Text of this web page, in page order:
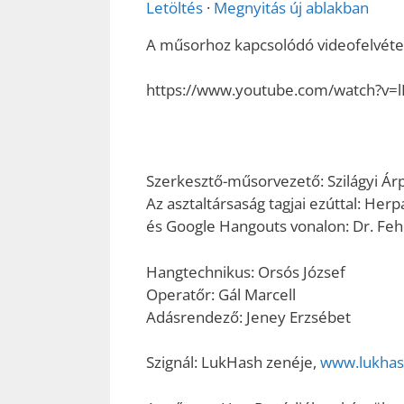
Letöltés · Megnyitás új ablakban
A műsorhoz kapcsolódó
https://www.youtube.com/
Szerkesztő-műsorvezető: Szilágyi
Az asztaltársaság tagjai ezúttal:
és Google Hangouts vonalon: Dr.
Hangtechnikus: Orsós József
Operatőr: Gál Marcell
Adásrendező: Jeney Erzsébet
Szignál: LukHash zenéje,